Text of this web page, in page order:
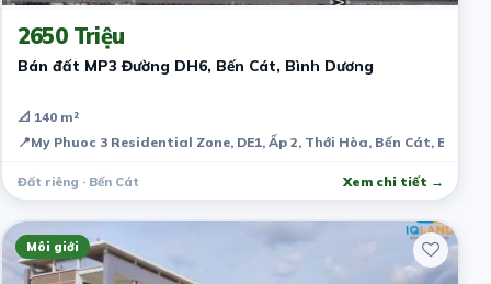
2650 Triệu
Bán đất MP3 Đường DH6, Bến Cát, Bình Dương
📐 140 m²
📍My Phuoc 3 Residential Zone, DE1, Ấp 2, Thới Hòa, Bến Cát, Bình
Đất riêng · Bến Cát Xem chi tiết →
Môi giới